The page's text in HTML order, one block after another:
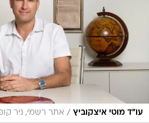
עו"ד מוטי איצקוביץ / אתר רשמי, ניר